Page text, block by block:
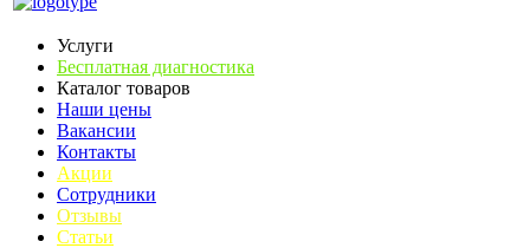
Услуги
Бесплатная диагностика
Каталог товаров
Наши цены
Вакансии
Контакты
Акции
Сотрудники
Отзывы
Статьи